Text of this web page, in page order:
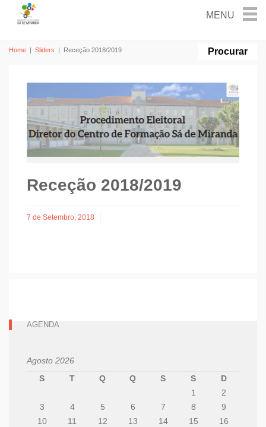
Home | Sliders | Receção 2018/2019
Receção 2018/2019
7 de Setembro, 2018
AGENDA
Agosto 2026
S
T Q Q S S
D
1
2
3
4 5 6 7 8
9
10
11 12 13 14 15
16